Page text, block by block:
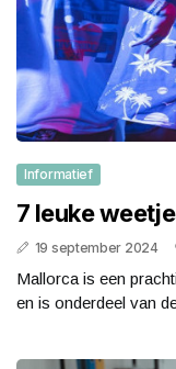
Informatief
7 leuke
19 september 2024
Mallorca is een
en is onderdeel van